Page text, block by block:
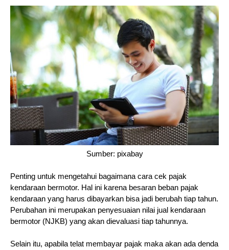
Sumber: pixabay
Penting untuk mengetahui bagaimana cara cek pajak
kendaraan bermotor. Hal ini karena besaran beban pajak
kendaraan yang harus dibayarkan bisa jadi berubah tiap tahun.
Perubahan ini merupakan penyesuaian nilai jual kendaraan
bermotor (NJKB) yang akan dievaluasi tiap tahunnya.
Selain itu, apabila telat membayar pajak maka akan ada denda